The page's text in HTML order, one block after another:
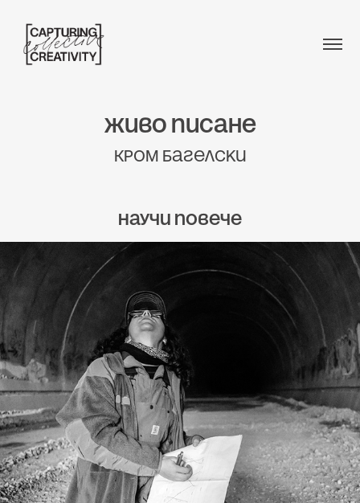
Живо писане
Кром Багелски
Научи повече
Фото дневник